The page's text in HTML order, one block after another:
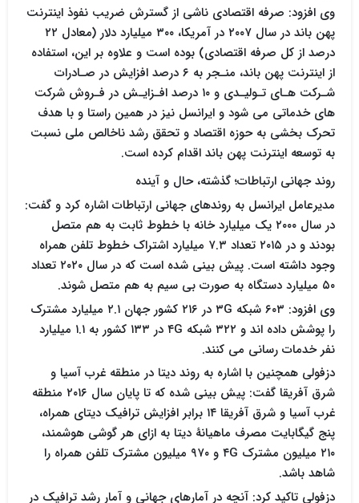
وی افزود: صرفه اقتصادی ناشی از گسترش ضریب نفوذ اینترنت
پهن باند در سال ۲۰۰۷ در آمریکا، ۳۰۰ میلیارد دلار (معادل ۲۲
درصد از کل صرفه اقتصادی) بوده است و علاوه بر این، استفاده
از اینترنت پهن باند، منـجر به ۶ درصد افزایش در صـادرات
شـرکت هـای تـولیـدی و ۱۰ درصد افـزایـش در فـروش شرکت
های خدماتی می شود و ایرانسل نیز در همین راستا و با هدف
تحرک بخشی به حوزه اقتصاد و تحقق رشد ناخالص ملی نسبت
به توسعه اینترنت پهن باند اقدام کرده است.
روند جهانی ارتباطات؛ گذشته، حال و آینده
مدیرعامل ایرانسل به روندهای جهانی ارتباطات اشاره کرد و گفت:
در سال ۲۰۰۰ یک میلیارد خانه با خطوط ثابت به هم متصل
بودند و در ۲۰۱۵ تعداد ۷.۳ میلیارد اشتراک خطوط تلفن همراه
وجود داشته است. پیش بینی شده است که در سال ۲۰۲۰ تعداد
۵۰ میلیارد دستگاه به صورت بی سیم به هم متصل شوند.
وی افزود: ۶۰۳ شبکه ۳G در ۲۱۶ کشور جهان ۲.۱ میلیارد مشترک
را پوشش داده اند و ۳۲۲ شبکه ۴G در ۱۳۳ کشور به ۱.۱ میلیارد
نفر خدمات رسانی می کنند.
دزفولی همچنین با اشاره به روند دیتا در منطقه غرب آسیا و
شرق آفریقا گفت: پیش بینی شده که تا پایان سال ۲۰۱۶ منطقه
غرب آسیا و شرق آفریقا ۱۴ برابر افزایش ترافیک دیتای همراه،
پنج گیگابایت مصرف ماهیانۀ دیتا به ازای هر گوشی هوشمند،
۲۱۰ میلیون مشترک ۴G و ۹۷۰ میلیون مشترک تلفن همراه را
شاهد باشد.
دزفولی تاکید کرد: آنچه در آمارهای جهانی و آمار رشد ترافیک در